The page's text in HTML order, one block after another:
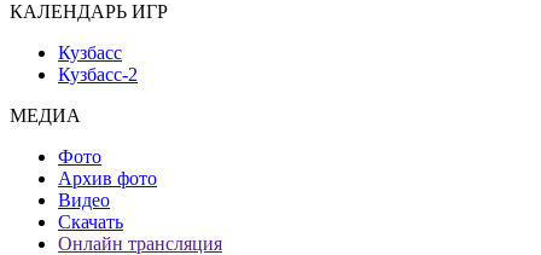
КАЛЕНДАРЬ ИГР
Кузбасс
Кузбасс-2
МЕДИА
Фото
Архив фото
Видео
Скачать
Онлайн трансляция